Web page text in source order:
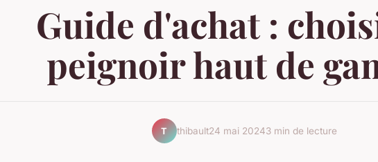
Guide d'achat :
peignoir haut de
T thibault24 mai 20243 min de lecture